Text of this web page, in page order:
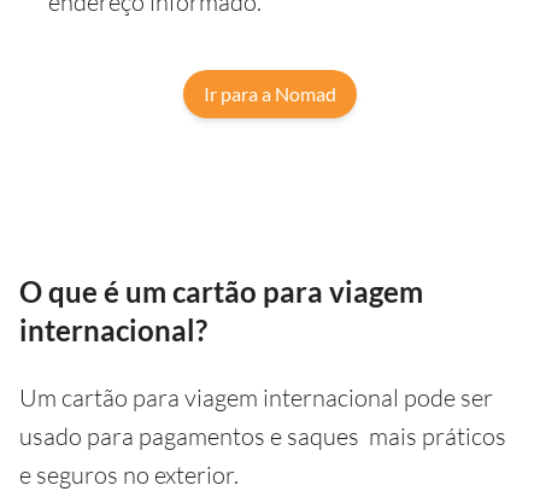
Ir para a Nomad
O que é um cartão para viagem
internacional?
Um cartão para viagem internacional pode ser
usado para pagamentos e saques mais práticos
e seguros no exterior.